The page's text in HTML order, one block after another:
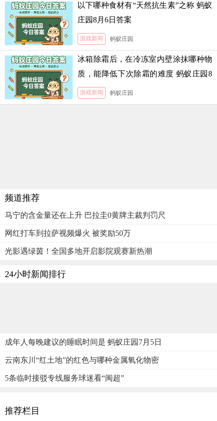
以下哪种食材有“天然抗生素”之称 蚂蚁
庄园8月6日答案
游戏新闻 蚂蚁庄园
冰箱除霜后，在冷冻室内壁涂抹哪种物
质，能降低下次除霜的难度 蚂蚁庄园8
月5日答案
游戏新闻 蚂蚁庄园
频道推荐
马宁的含金量还在上升 巴拉圭0黄牌主裁判罚尺
网红打车到拉萨视频爆火 被奖励50万
光影遇绿茵！全国多地开启影院观赛新热潮
24小时新闻排行
成年人每晚建议的睡眠时间是 蚂蚁庄园7月5日
云南东川“红土地”的红色与哪种金属氧化物密
5条临时接驳专线服务球迷看“闽超”
推荐栏目